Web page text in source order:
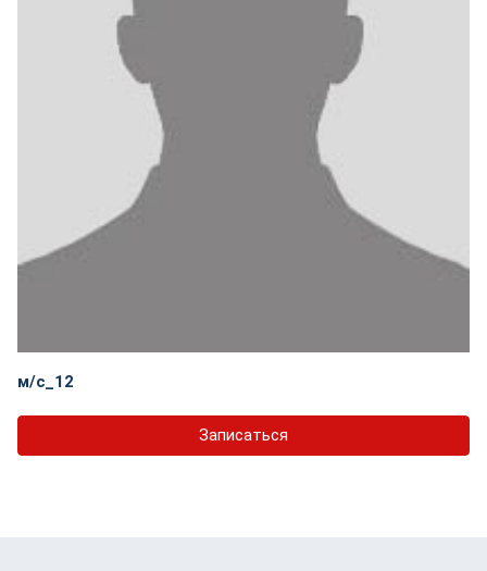
м/с_12
Записаться